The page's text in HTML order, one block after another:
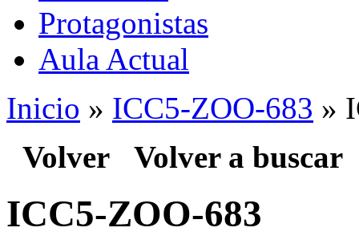
Protagonistas
Aula Actual
Inicio » ICC5-ZOO-683 »
Volver Volver a buscar
ICC5-ZOO-683